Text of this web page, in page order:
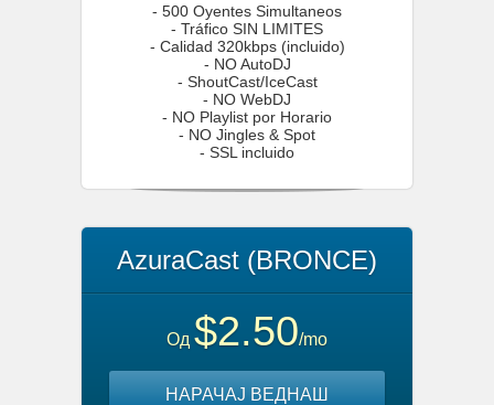
- 500 Oyentes Simultaneos
- Tráfico SIN LIMITES
- Calidad 320kbps (incluido)
- NO AutoDJ
- ShoutCast/IceCast
- NO WebDJ
- NO Playlist por Horario
- NO Jingles & Spot
- SSL incluido
AzuraCast (BRONCE)
Од $2.50/mo
НАРАЧАЈ ВЕДНАШ